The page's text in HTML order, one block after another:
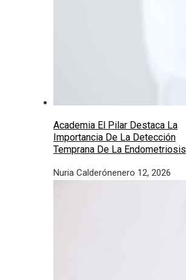
Academia El Pilar Destaca La
Importancia De La Detección
Temprana De La Endometriosis
Nuria Calderónenero 12, 2026